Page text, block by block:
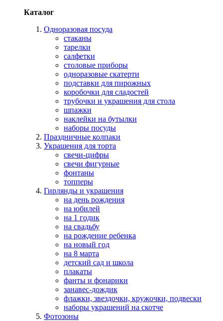
Каталог
Одноразовая посуда
стаканы
тарелки
салфетки
столовые приборы
одноразовые скатерти
подставки для пирожных
коробочки для сладостей
трубочки и украшения для стола
шпажки
наклейки на бутылки
наборы посуды
Праздничные колпаки
Украшения для торта
свечи-цифры
свечи фигурные
фонтаны
топперы
Гирлянды и украшения
на день рождения
на юбилей
на 1 годик
на свадьбу
на рождение ребенка
на новый год
на 8 марта
детский сад и школа
плакаты
фанты и фонарики
занавес-дождик
флажки, звездочки, кружочки, подвески
наборы украшений на скотче
Фотозоны